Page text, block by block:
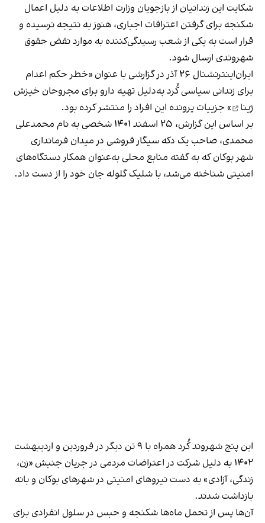
شکایت این زندانیان از بازجویان وزارت اطلاعات به دلیل اعمال
شکنجه برای گرفتن اعترافات اجباری، هنوز به نتیجه نرسیده و
قرار است به یکی از شعب رسیدگی‌کننده به موارد نقض حقوق
شهروندی ارسال شود.
ایران‌اینترنشنال ۲۶ آذر در گزارشی با عنوان «
خطر حکم اعدام
برای زندانی سیاسی کُرد به‌دلیل تهیه دارو برای مجروحان خیزش
ژینا
» جزییات پرونده این افراد را منتشر کرده بود.
بر اساس این گزارش، ۲۵ اسفند ۱۴۰۱ شخصی به نام محمدعلی
محمدی، صاحب یک دکه سیگار فروشی در میدان فرمانداری
شهر بوکان که به گفته منابع محلی به‌عنوان همکار دستگاه‌های
امنیتی شناخته می‌شد، با شلیک گلوله جان خود را از دست داد.
این پنج شهروند کُرد همراه با ۹ تن دیگر در فروردین و اردیبهشت
۱۴۰۲ به دلیل شرکت در اعتراضات مردمی در جریان جنبش «زن،
زندگی، آزادی» به دست نیروهای امنیتی در شهرهای بوکان و بانه
بازداشت شدند.
آن‌ها پس از تحمل ماه‌ها شکنجه و حبس در سلول انفرادی برای